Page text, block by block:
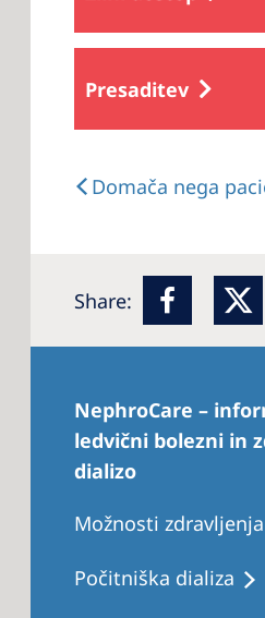
Presaditev
Domača nega
Share:
NephroCare –
ledvični bolezni in
dializo
Možnosti zdravljenja
Počitniška dializa